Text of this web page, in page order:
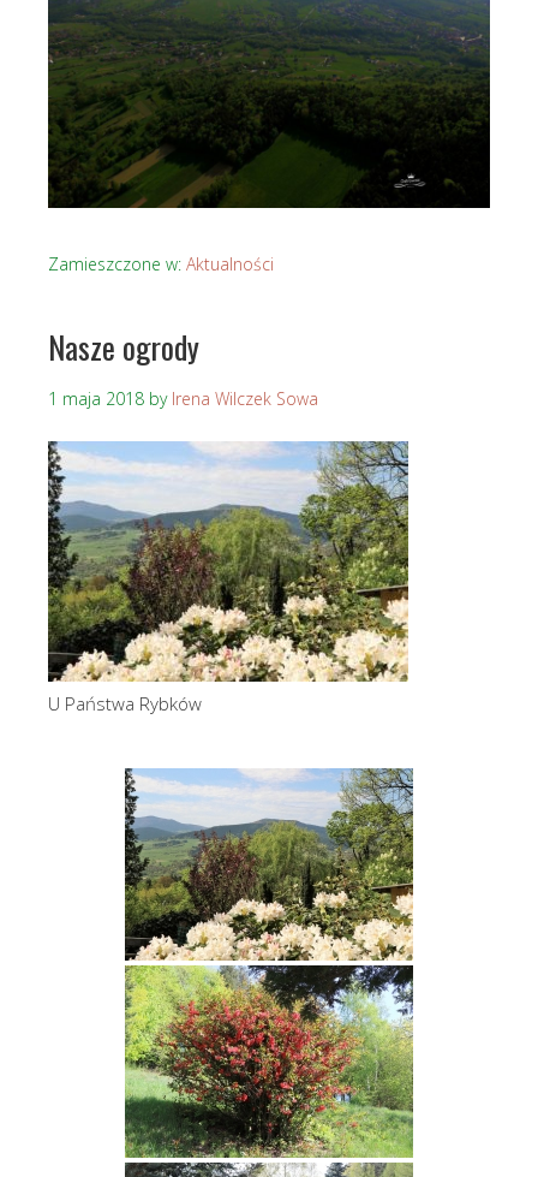
Zamieszczone w: Aktualności
Nasze ogrody
1 maja 2018 by Irena Wilczek Sowa
U Państwa Rybków